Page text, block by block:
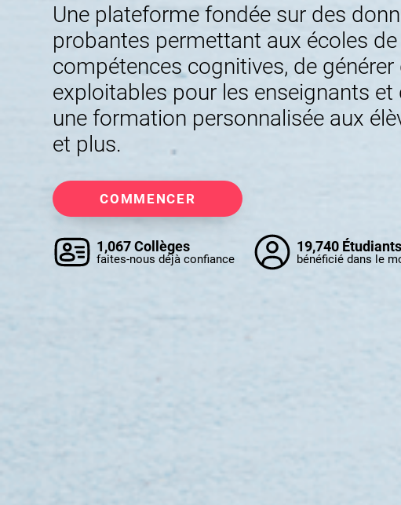
Une plateforme fondée sur des
probantes permettant aux écoles
compétences cognitives, de
exploitables pour les enseignants
une formation personnalisée aux
et plus.
COMMENCER
1,067 Collèges
faites-nous déjà confiance
19,740 Étudiants
bénéficié dans le